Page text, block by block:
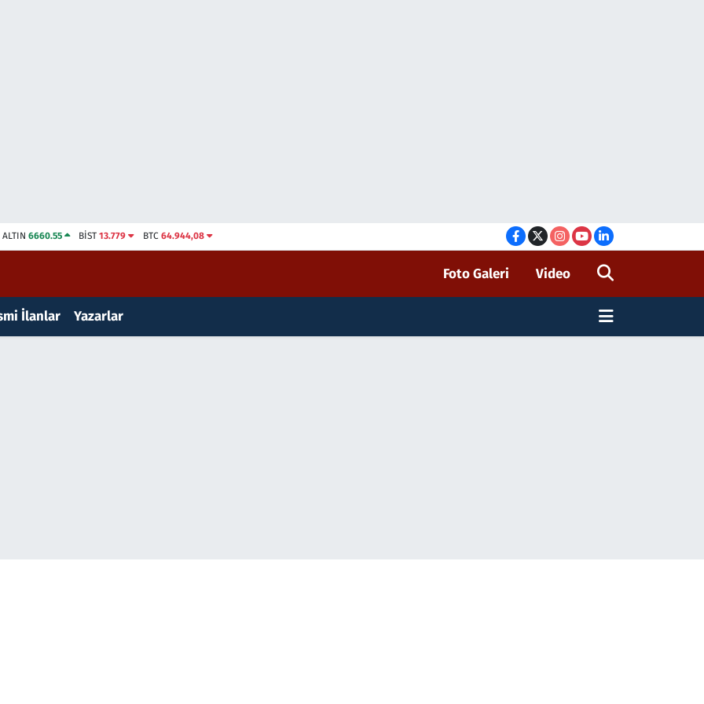
ALTIN 6660.55 BİST13.779 BTC 64.944,08
Foto Galeri Video
İlanlar Yazarlar